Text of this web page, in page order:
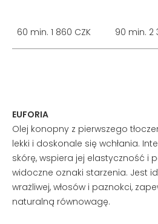
60 min. 1 860 CZK 90 min. 2
EUFORIA
Olej konopny z pierwszego
lekki i doskonale się wchłania.
skórę, wspiera jej elastyczność i
widoczne oznaki starzenia. Jest
wrażliwej, włosów i paznokci,
naturalną równowagę.